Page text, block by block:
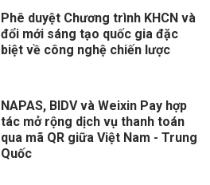
Phê duyệt Chương trình KHCN và
đổi mới sáng tạo quốc gia đặc
biệt về công nghệ chiến lược
NAPAS, BIDV và Weixin Pay hợp
tác mở rộng dịch vụ thanh toán
qua mã QR giữa Việt Nam - Trung
Quốc